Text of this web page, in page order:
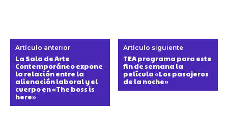
Artículo anterior
La Sala de Arte
Contemporáneo expone
la relación entre la
alienación laboral y el
cuerpo en «The boss is
here»
Artículo siguiente
TEA programa para este
fin de semana la
película «Los pasajeros
de la noche»